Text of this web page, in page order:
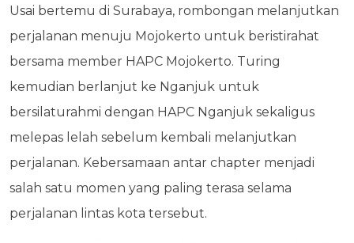
Usai bertemu di Surabaya, rombongan melanjutkan
perjalanan menuju Mojokerto untuk beristirahat
bersama member HAPC Mojokerto. Turing
kemudian berlanjut ke Nganjuk untuk
bersilaturahmi dengan HAPC Nganjuk sekaligus
melepas lelah sebelum kembali melanjutkan
perjalanan. Kebersamaan antar chapter menjadi
salah satu momen yang paling terasa selama
perjalanan lintas kota tersebut.